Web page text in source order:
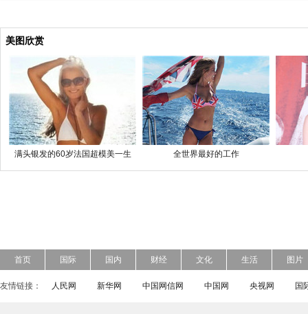
美图欣赏
满头银发的60岁法国超模美一生 全世界最好的工作
首页 国际 国内 财经 文化 生活 图片
友情链接： 人民网 新华网 中国网信网 中国网 央视网 国